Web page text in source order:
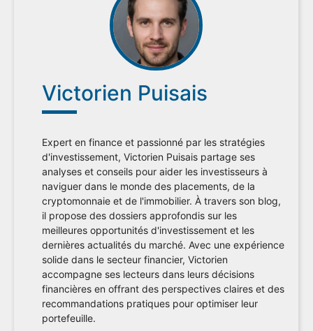
Victorien Puisais
Expert en finance et passionné par les stratégies
d'investissement, Victorien Puisais partage ses
analyses et conseils pour aider les investisseurs à
naviguer dans le monde des placements, de la
cryptomonnaie et de l'immobilier. À travers son blog,
il propose des dossiers approfondis sur les
meilleures opportunités d'investissement et les
dernières actualités du marché. Avec une expérience
solide dans le secteur financier, Victorien
accompagne ses lecteurs dans leurs décisions
financières en offrant des perspectives claires et des
recommandations pratiques pour optimiser leur
portefeuille.